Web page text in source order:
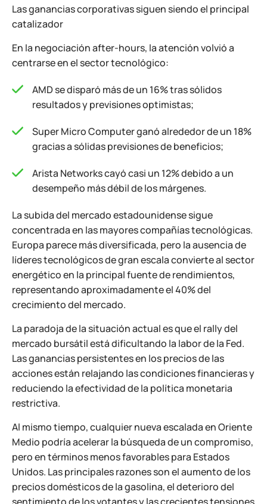
Las ganancias corporativas siguen siendo el principal
catalizador
En la negociación after-hours, la atención volvió a
centrarse en el sector tecnológico:
AMD se disparó más de un 16% tras sólidos
resultados y previsiones optimistas;
Super Micro Computer ganó alrededor de un 18%
gracias a sólidas previsiones de beneficios;
Arista Networks cayó casi un 12% debido a un
desempeño más débil de los márgenes.
La subida del mercado estadounidense sigue
concentrada en las mayores compañías tecnológicas.
Europa parece más diversificada, pero la ausencia de
líderes tecnológicos de gran escala convierte al sector
energético en la principal fuente de rendimientos,
representando aproximadamente el 40% del
crecimiento del mercado.
La paradoja de la situación actual es que el rally del
mercado bursátil está dificultando la labor de la Fed.
Las ganancias persistentes en los precios de las
acciones están relajando las condiciones financieras y
reduciendo la efectividad de la política monetaria
restrictiva.
Al mismo tiempo, cualquier nueva escalada en Oriente
Medio podría acelerar la búsqueda de un compromiso,
pero en términos menos favorables para Estados
Unidos. Las principales razones son el aumento de los
precios domésticos de la gasolina, el deterioro del